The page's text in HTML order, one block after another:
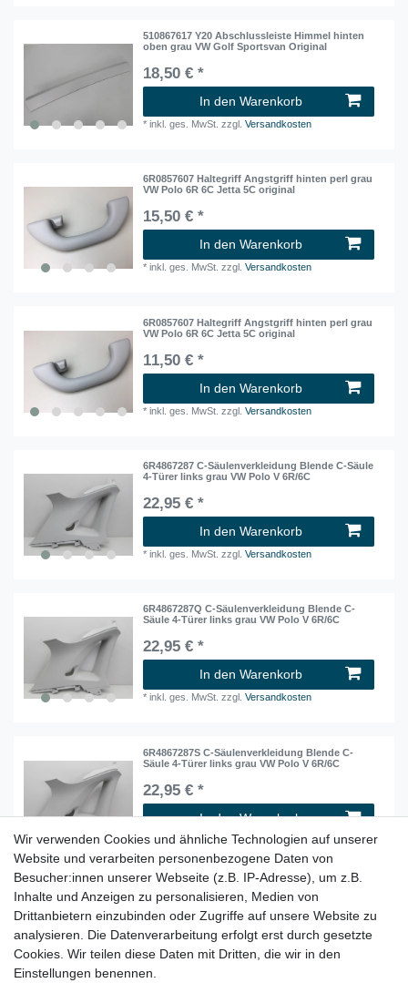
510867617 Y20 Abschlussleiste Himmel hinten
oben grau VW Golf Sportsvan Original
18,50 € *
In den Warenkorb
*inkl. ges. MwSt. zzgl.Versandkosten
6R0857607 Haltegriff Angstgriff hinten perl grau
VW Polo 6R 6C Jetta 5C original
15,50 € *
In den Warenkorb
*inkl. ges. MwSt. zzgl.Versandkosten
6R0857607 Haltegriff Angstgriff hinten perl grau
VW Polo 6R 6C Jetta 5C original
11,50 € *
In den Warenkorb
*inkl. ges. MwSt. zzgl.Versandkosten
6R4867287 C-Säulenverkleidung Blende C-Säule
4-Türer links grau VW Polo V 6R/6C
22,95 € *
In den Warenkorb
*inkl. ges. MwSt. zzgl.Versandkosten
6R4867287Q C-Säulenverkleidung Blende C-
Säule 4-Türer links grau VW Polo V 6R/6C
22,95 € *
In den Warenkorb
*inkl. ges. MwSt. zzgl.Versandkosten
6R4867287S C-Säulenverkleidung Blende C-
Säule 4-Türer links grau VW Polo V 6R/6C
22,95 € *
In den Warenkorb
*inkl. ges. MwSt.zzgl.Versandkosten
6R4867288 C-Säulenverkleidung Blende C-Säule
4-Türer rechts grau VW Polo V 6R/6C
22,95 € *
In den Warenkorb
Wir verwenden Cookies und ähnliche Technologien auf unserer
Website und verarbeiten personenbezogene Daten von
Besucher:innen unserer Webseite (z.B. IP-Adresse), um z.B.
Inhalte und Anzeigen zu personalisieren, Medien von
Drittanbietern einzubinden oder Zugriffe auf unsere Website zu
analysieren. Die Datenverarbeitung erfolgt erst durch gesetzte
Cookies. Wir teilen diese Daten mit Dritten, die wir in den
Einstellungen benennen.